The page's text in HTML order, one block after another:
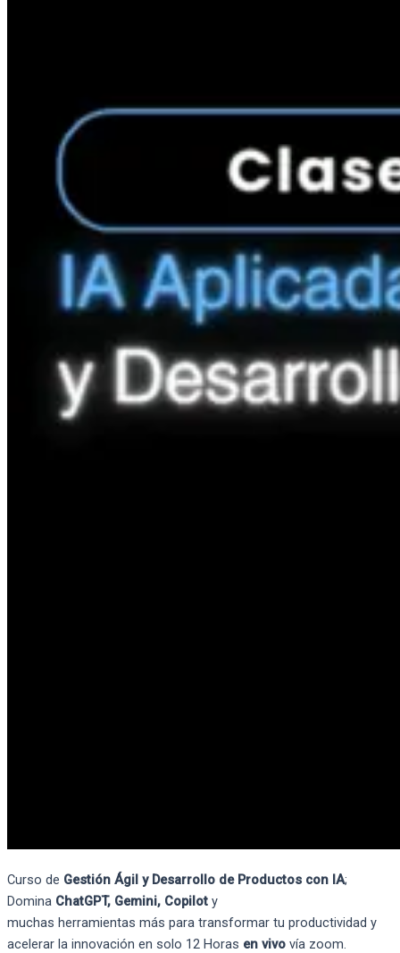
Curso de Gestión Ágil y Desarrollo de Productos con IA;
Domina ChatGPT, Gemini, Copilot y
muchas herramientas más para transformar tu productividad y
acelerar la innovación en solo 12 Horas en vivo vía zoom.